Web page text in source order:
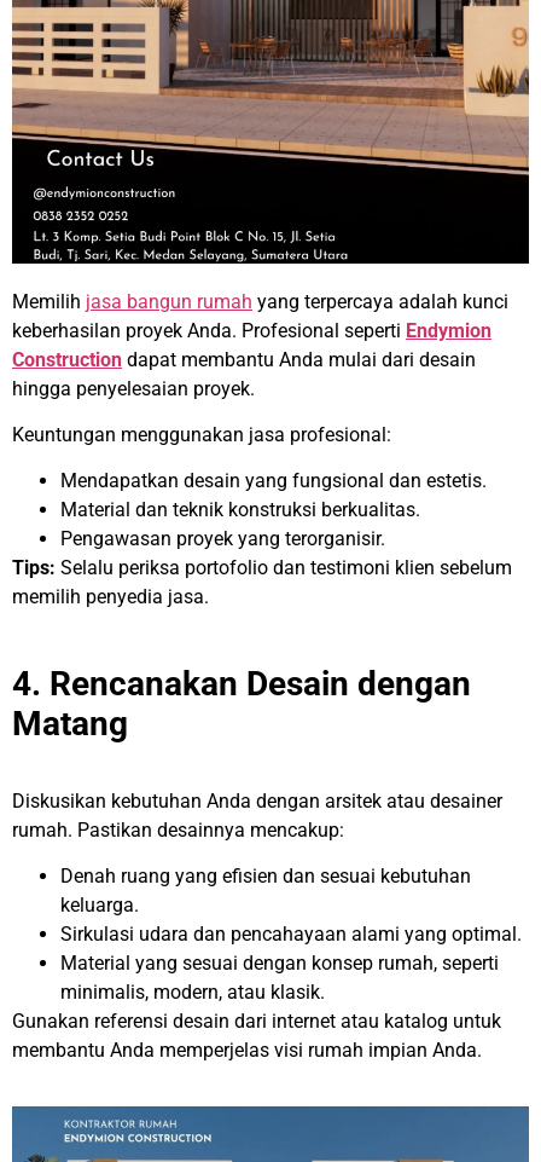
Memilih jasa bangun rumah yang terpercaya adalah kunci
keberhasilan proyek Anda. Profesional seperti Endymion
Construction dapat membantu Anda mulai dari desain
hingga penyelesaian proyek.
Keuntungan menggunakan jasa profesional:
Mendapatkan desain yang fungsional dan estetis.
Material dan teknik konstruksi berkualitas.
Pengawasan proyek yang terorganisir.
Tips: Selalu periksa portofolio dan testimoni klien sebelum
memilih penyedia jasa.
4. Rencanakan Desain dengan
Matang
Diskusikan kebutuhan Anda dengan arsitek atau desainer
rumah. Pastikan desainnya mencakup:
Denah ruang yang efisien dan sesuai kebutuhan
keluarga.
Sirkulasi udara dan pencahayaan alami yang optimal.
Material yang sesuai dengan konsep rumah, seperti
minimalis, modern, atau klasik.
Gunakan referensi desain dari internet atau katalog untuk
membantu Anda memperjelas visi rumah impian Anda.